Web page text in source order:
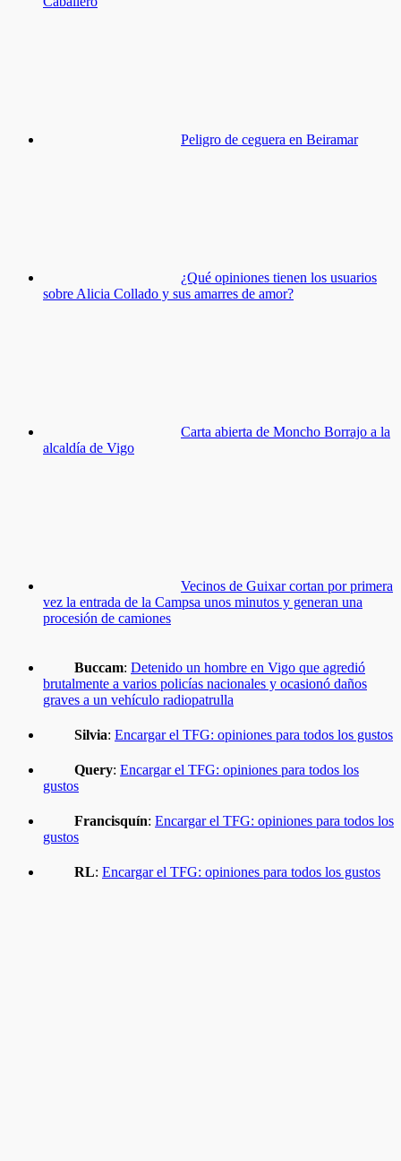
Peligro de ceguera en Beiramar
¿Qué opiniones tienen los usuarios
sobre Alicia Collado y sus amarres de amor?
Carta abierta de Moncho Borrajo a la
alcaldía de Vigo
Vecinos de Guixar cortan por primera
vez la entrada de la Campsa unos minutos y generan una
procesión de camiones
Buccam: Detenido un hombre en Vigo que agredió
brutalmente a varios policías nacionales y ocasionó daños
graves a un vehículo radiopatrulla
Silvia: Encargar el TFG: opiniones para todos los gustos
Query: Encargar el TFG: opiniones para todos los
gustos
Francisquín: Encargar el TFG: opiniones para todos los
gustos
RL: Encargar el TFG: opiniones para todos los gustos